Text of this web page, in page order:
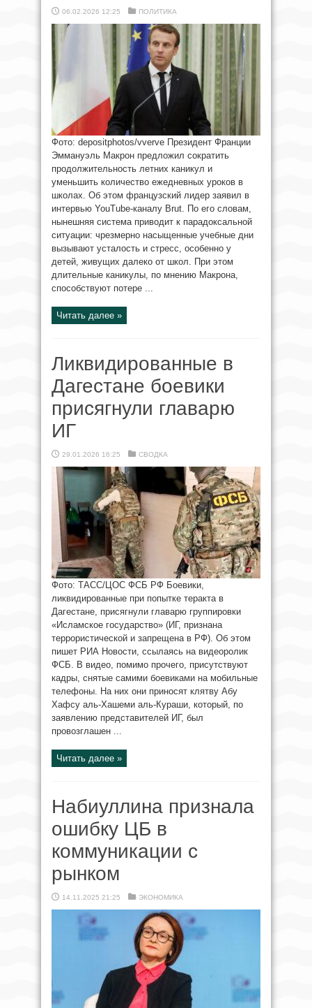
06.02.2026 12:25 ПОЛИТИКА
Фото: depositphotos/vverve Президент Франции
Эммануэль Макрон предложил сократить
продолжительность летних каникул и
уменьшить количество ежедневных уроков в
школах. Об этом французский лидер заявил в
интервью YouTube-каналу Brut. По его словам,
нынешняя система приводит к парадоксальной
ситуации: чрезмерно насыщенные учебные дни
вызывают усталость и стресс, особенно у
детей, живущих далеко от школ. При этом
длительные каникулы, по мнению Макрона,
способствуют потере ...
Читать далее »
Ликвидированные в
Дагестане боевики
присягнули главарю
ИГ
29.01.2026 16:25 СВОДКА
Фото: ТАСС/ЦОС ФСБ РФ Боевики,
ликвидированные при попытке теракта в
Дагестане, присягнули главарю группировки
«Исламское государство» (ИГ, признана
террористической и запрещена в РФ). Об этом
пишет РИА Новости, ссылаясь на видеоролик
ФСБ. В видео, помимо прочего, присутствуют
кадры, снятые самими боевиками на мобильные
телефоны. На них они приносят клятву Абу
Хафсу аль-Хашеми аль-Кураши, который, по
заявлению представителей ИГ, был
провозглашен ...
Читать далее »
Набиуллина признала
ошибку ЦБ в
коммуникации с
рынком
14.11.2025 21:25 ЭКОНОМИКА